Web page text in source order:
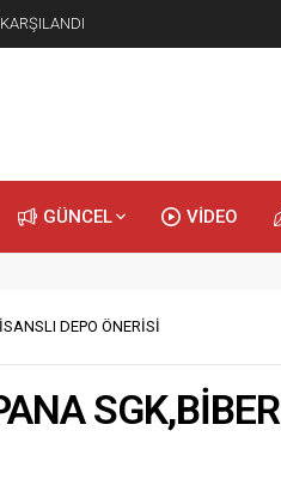
GÜNCEL VİDEO
DEPO ÖNERİSİ